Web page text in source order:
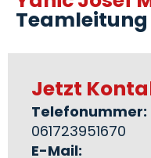
Teamleitung
Jetzt
Telefonummer:
061723951670
E-Mail: